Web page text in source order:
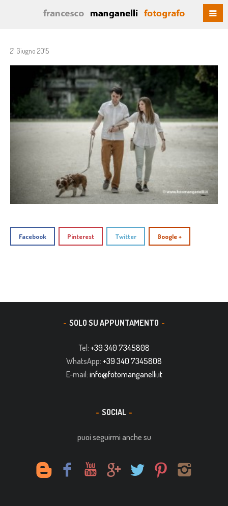
21 Giugno 2015
Facebook Pinterest Twitter Google +
SOLO SU APPUNTAMENTO
Tel: +39 340 7345808
WhatsApp: +39 340 7345808
E-mail: info@fotomanganelli.it
SOCIAL
puoi seguirmi anche su